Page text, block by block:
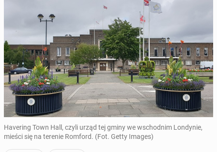
Havering Town Hall, czyli urząd tej gminy we wschodnim Londynie,
mieści się na terenie Romford. (Fot. Getty Images)